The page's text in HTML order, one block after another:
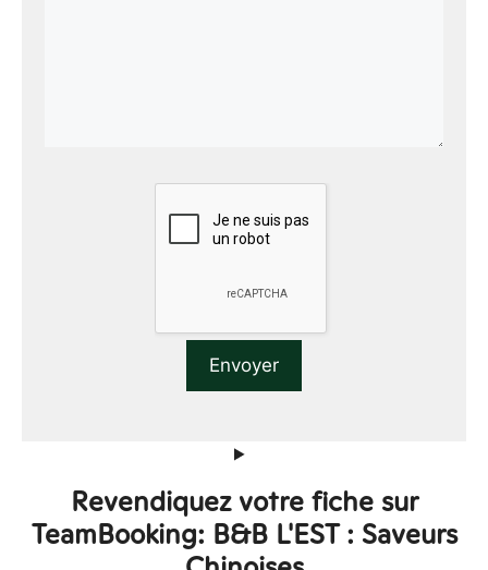
Revendiquez votre fiche sur
TeamBooking: B&B L'EST : Saveurs